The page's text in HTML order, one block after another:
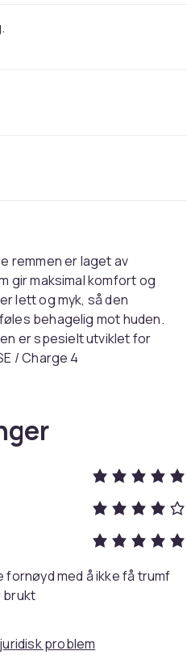
remmen er laget av
gir maksimal komfort og
lett og myk, så den
behagelig mot huden.
er spesielt utviklet for
/ Charge 4
matchende fester for
ved hjelp av
å bytte remmen, du
har stabile
at den sitter presist og
raskt og enkelt!
3 / Charge 3 SE / Charge
fornøyd med å ikke få trumf
brukt
problem